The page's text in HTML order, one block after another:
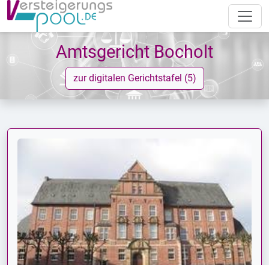
Amtsgericht Bocholt
zur digitalen Gerichtstafel (5)